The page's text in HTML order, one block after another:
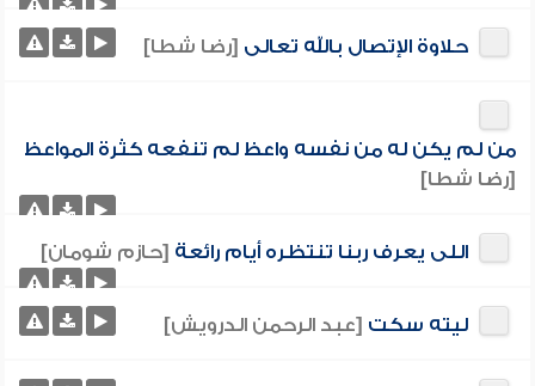
حلاوة الإتصال بالله تعالى [رضا شطا]
من لم يكن له من نفسه واعظ لم تنفعه كثرة المواعظ
[رضا شطا]
اللى يعرف ربنا تنتظره أيام رائعة [حازم شومان]
ليته سكت [عبد الرحمن الدرويش]